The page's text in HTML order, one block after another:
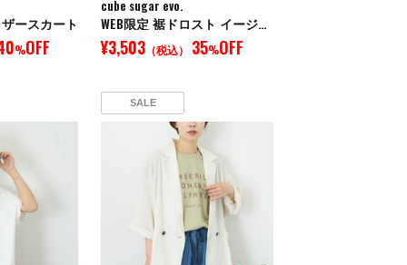
ースカート
%OFF
cube sugar evo.
WEB限定 裾ドロスト イージーパンツ
¥3,503 （税込） 35%OFF
SALE